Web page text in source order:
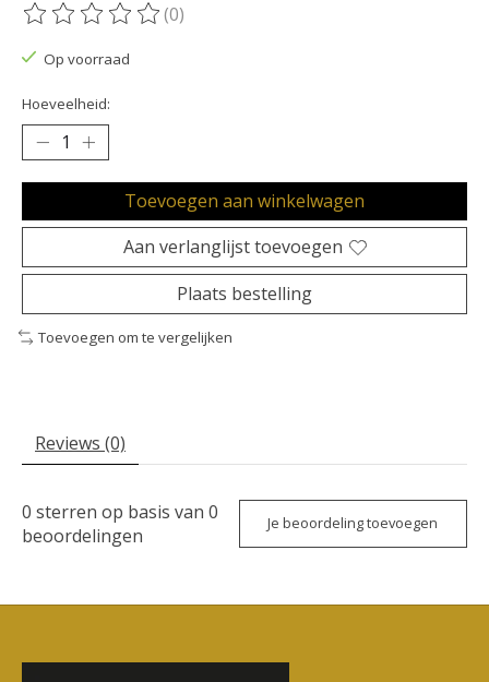
De beoordeling van dit product is
(0)
Op voorraad
Hoeveelheid:
Toevoegen aan winkelwagen
Aan verlanglijst toevoegen
Plaats bestelling
Toevoegen om te vergelijken
Reviews (0)
0 sterren op basis van 0
beoordelingen
Je beoordeling toevoegen